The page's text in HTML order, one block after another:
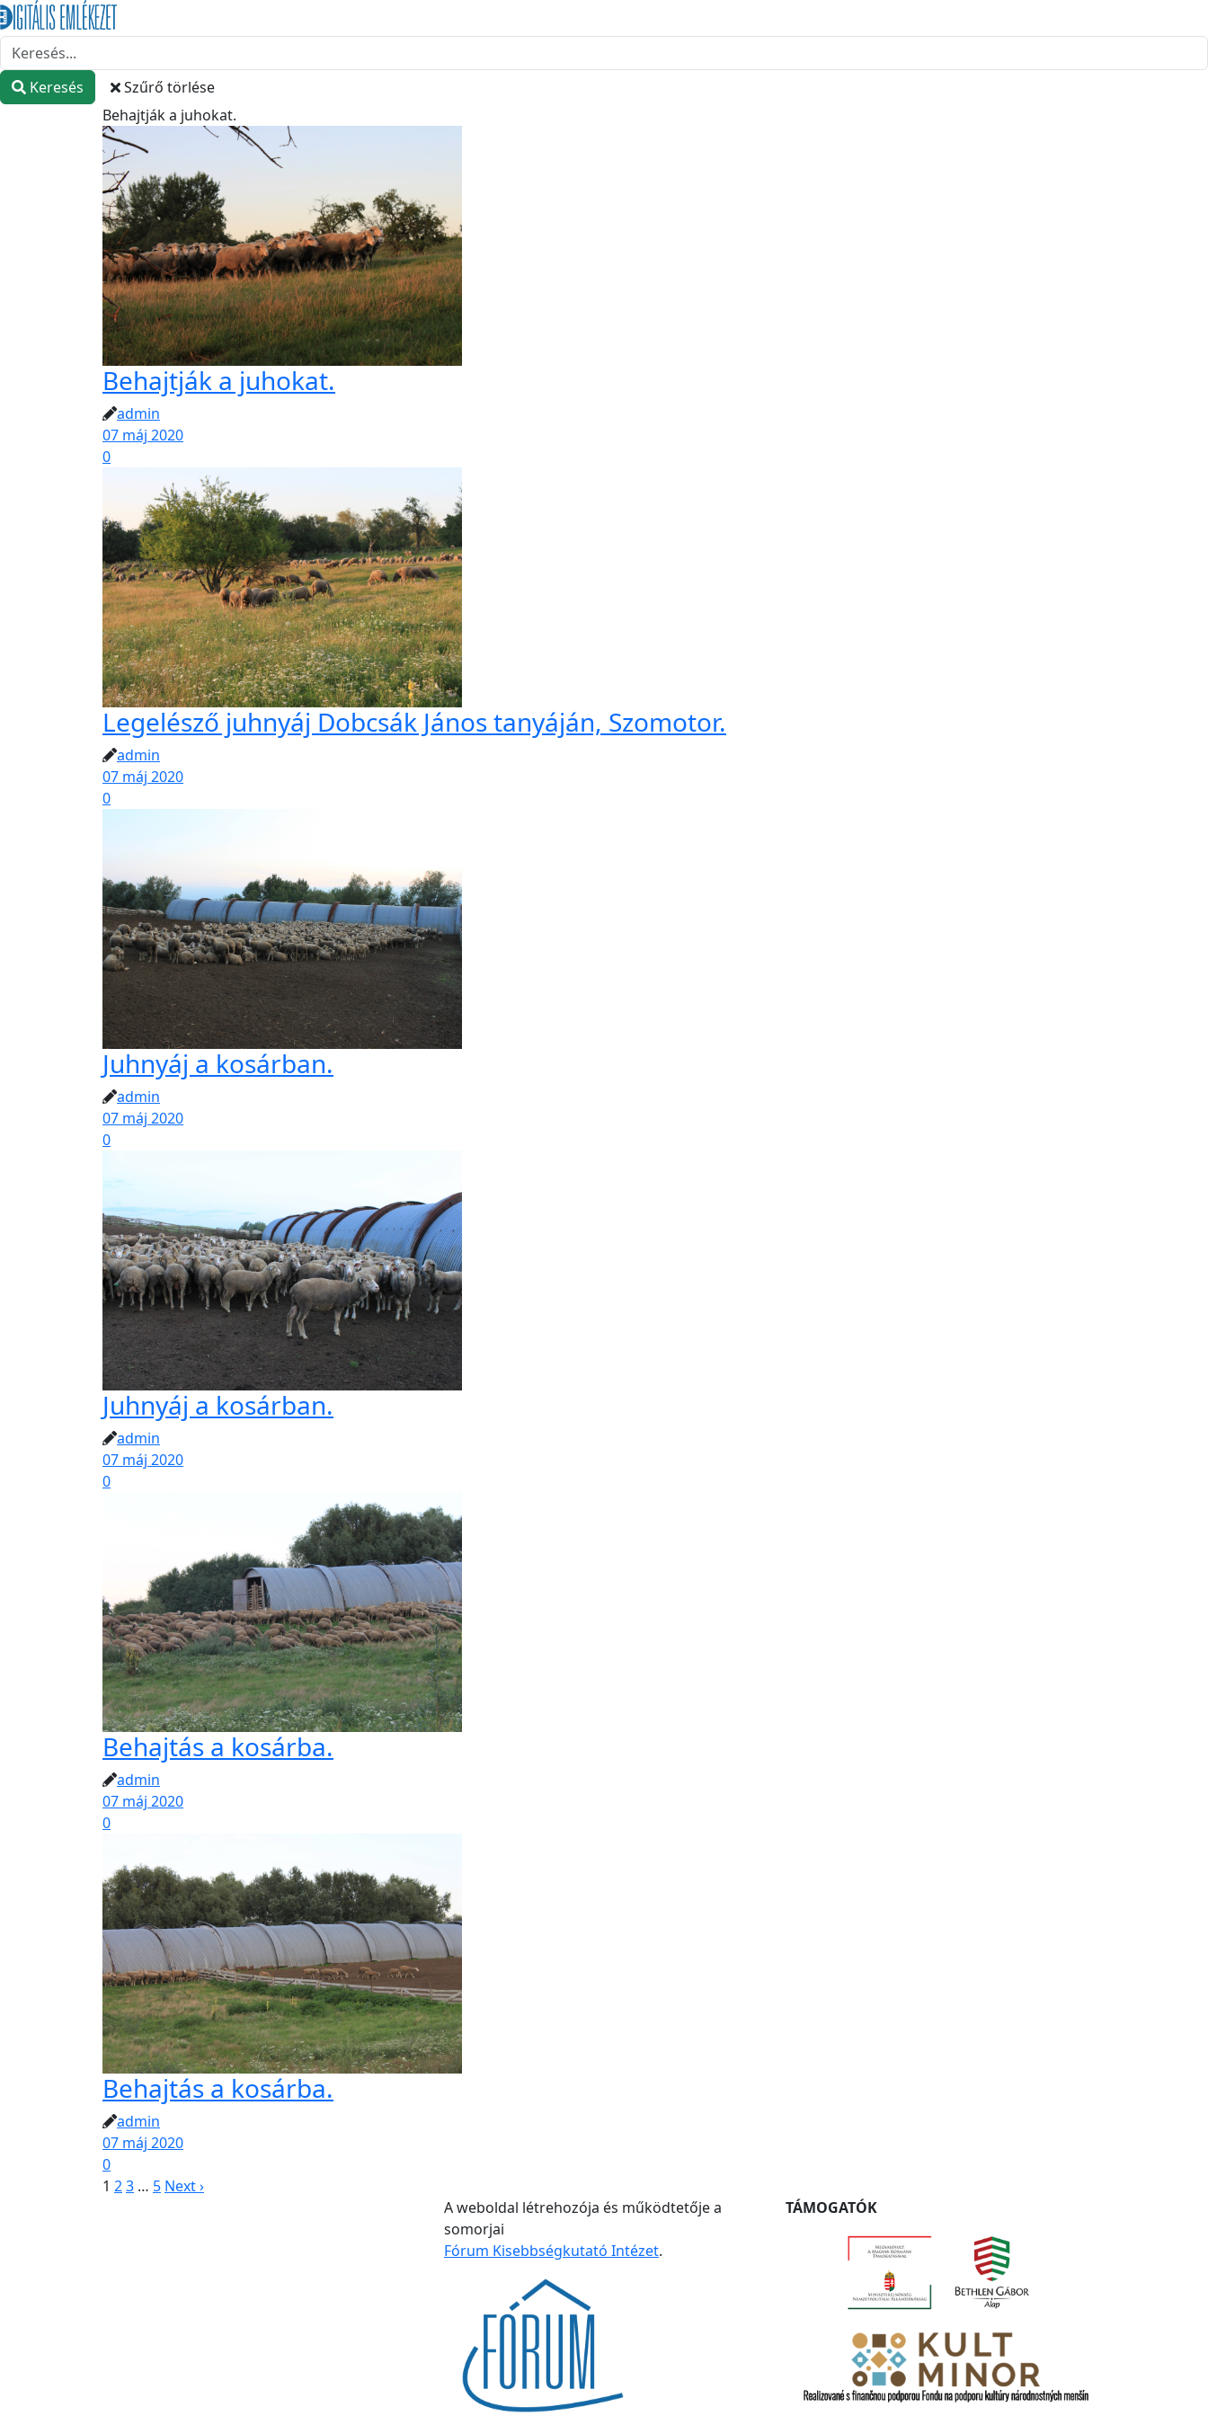
Keresés
Szűrő törlése
Behajtják a juhokat.
Behajtják a juhokat.
admin
07 máj 2020
0
Legelésző juhnyáj Dobcsák János tanyáján, Szomotor.
admin
07 máj 2020
0
Juhnyáj a kosárban.
admin
07 máj 2020
0
Juhnyáj a kosárban.
admin
07 máj 2020
0
Behajtás a kosárba.
admin
07 máj 2020
0
Behajtás a kosárba.
admin
07 máj 2020
0
1 23 … 5 Next ›
A weboldal létrehozója és működtetője a
somorjai
Fórum Kisebbségkutató Intézet.
TÁMOGATÓK